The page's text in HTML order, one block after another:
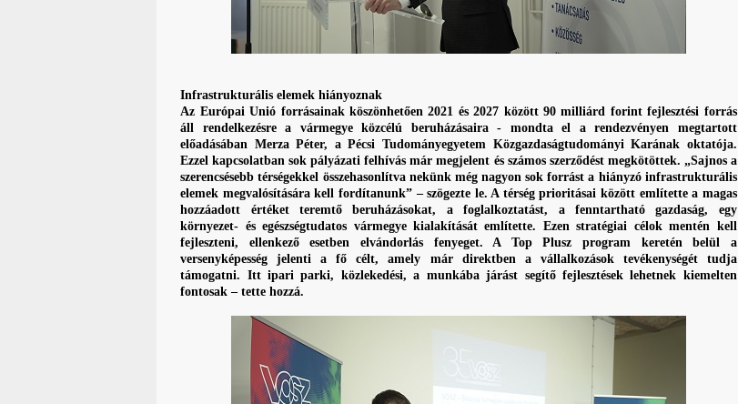
Infrastrukturális elemek hiányoznak
Az Európai Unió forrásainak köszönhetően 2021 és 2027 között 90 milliárd forint fejlesztési forrás
áll rendelkezésre a vármegye közcélú beruházásaira - mondta el a rendezvényen megtartott
előadásában Merza Péter, a Pécsi Tudományegyetem Közgazdaságtudományi Karának oktatója.
Ezzel kapcsolatban sok pályázati felhívás már megjelent és számos szerződést megkötöttek. „Sajnos a
szerencsésebb térségekkel összehasonlítva nekünk még nagyon sok forrást a hiányzó infrastrukturális
elemek megvalósítására kell fordítanunk” – szögezte le. A térség prioritásai között említette a magas
hozzáadott értéket teremtő beruházásokat, a foglalkoztatást, a fenntartható gazdaság, egy
környezet- és egészségtudatos vármegye kialakítását említette. Ezen stratégiai célok mentén kell
fejleszteni, ellenkező esetben elvándorlás fenyeget. A Top Plusz program keretén belül a
versenyképesség jelenti a fő célt, amely már direktben a vállalkozások tevékenységét tudja
támogatni. Itt ipari parki, közlekedési, a munkába járást segítő fejlesztések lehetnek kiemelten
fontosak – tette hozzá.